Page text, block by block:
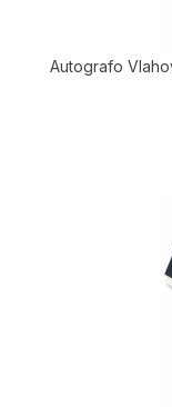
Autografo